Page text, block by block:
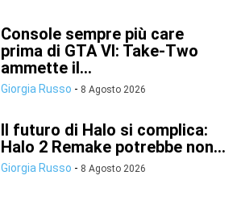
Console sempre più care
prima di GTA VI: Take-Two
ammette il...
Giorgia Russo - 8 Agosto 2026
Il futuro di Halo si complica:
Halo 2 Remake potrebbe non...
Giorgia Russo - 8 Agosto 2026